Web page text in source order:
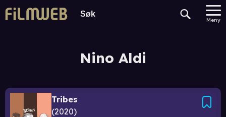
Meny
Nino Aldi
Tribes
2020